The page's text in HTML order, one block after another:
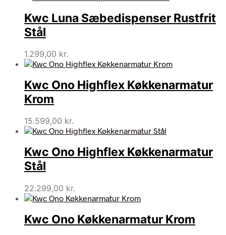
Kwc Luna Sæbedispenser Rustfrit
Stål
1.299,00 kr.
Kwc Ono Highflex Køkkenarmatur
Krom
15.599,00 kr.
Kwc Ono Highflex Køkkenarmatur
Stål
22.299,00 kr.
Kwc Ono Køkkenarmatur Krom